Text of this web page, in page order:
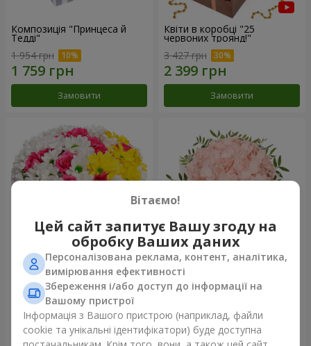
Композиція "Принцеса й
Тедді"
1 954 грн
Замовити
Квіти в коробці "25
червоних троянд!"
3 427 грн
Замовити
Квіти в коробці "Моє серце"
1 364 грн
Замовити
Квіти в коробці "Рожевий
опал"
Замовити
Вітаємо!
Цей сайт запитує Вашу згоду на
обробку Ваших даних
Персоналізована реклама, контент, аналітика,
вимірювання ефективності
Збереження і/або доступ до інформації на
Вашому пристрої
Інформація з Вашого пристрою (наприклад, файли
cookie та унікальні ідентифікатори) буде доступна